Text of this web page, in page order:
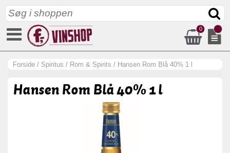
0
Forside / Spiritus / Rom & Spirits / Hansen Rom Blå 40% 1 l
Hansen Rom Blå 40% 1 l